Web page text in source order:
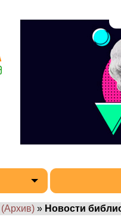
(Архив) » Новости